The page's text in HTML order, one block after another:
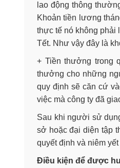
lao động thông
Khoản tiền lương
thực tế nó không phải
Tết. Như vậy đây là
+ Tiền thưởng trong
thưởng cho những
quy định sẽ căn cứ
việc mà công ty đã
Sau khi người sử
sở hoặc đại diện tập
quyết định và niêm
Điều kiện để được